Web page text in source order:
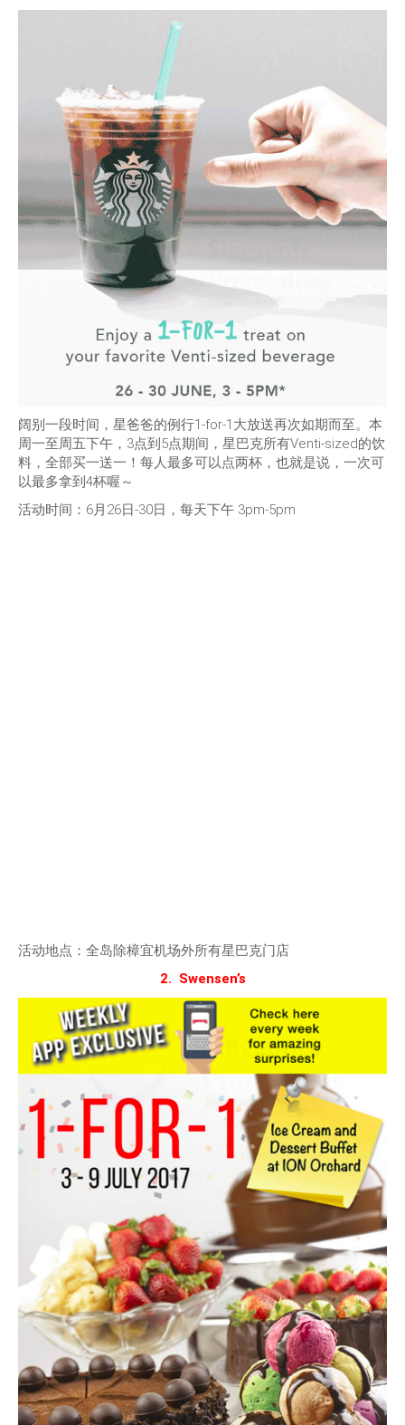
阔别一段时间，星爸爸的例行1-for-1大放送再次如期而至。本
周一至周五下午，3点到5点期间，星巴克所有Venti-sized的饮
料，全部买一送一！每人最多可以点两杯，也就是说，一次可
以最多拿到4杯喔～
活动时间：6月26日-30日，每天下午 3pm-5pm
活动地点：全岛除樟宜机场外所有星巴克门店
2. Swensen’s